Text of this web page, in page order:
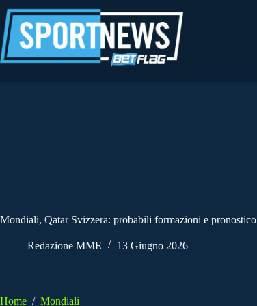
al
contenuto
Mondiali, Qatar Svizzera: probabili formazioni e pronostico
Redazione MME 13 Giugno 2026
Home / Mondiali